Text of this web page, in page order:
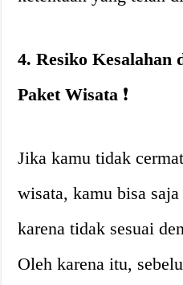
4. Resiko Kesalahan
Paket Wisata ❗
Jika kamu tidak
wisata, kamu bisa
karena tidak sesuai
Oleh karena itu,